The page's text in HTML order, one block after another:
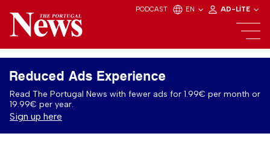
PODCAST EN AD-LITE
Reduced Ads Experience
Read The Portugal News with fewer ads for 1.99€ per month or
19.99€ per year.
Sign up here